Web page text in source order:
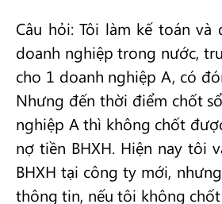
Câu hỏi: Tôi làm kế toán và
doanh nghiệp trong nước,
cho 1 doanh nghiệp A, có
Nhưng đến thời điểm chốt
nghiệp A thì không chốt
nợ tiền BHXH. Hiện nay tôi
BHXH tại công ty mới,
thông tin, nếu tôi không